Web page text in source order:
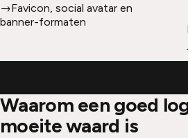
→Favicon, social avatar en
banner-formaten
Waarom een goed
moeite waard is